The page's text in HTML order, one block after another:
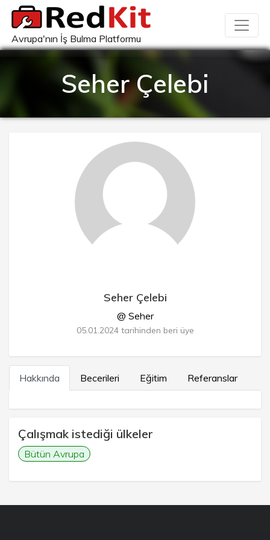
Avrupa'nın İş Bulma Platformu
Seher Çelebi
Seher Çelebi
@ Seher
05.01.2024 tarihinden beri üye
Hakkında Becerileri Eğitim Referanslar
Çalışmak istediği ülkeler
Bütün Avrupa